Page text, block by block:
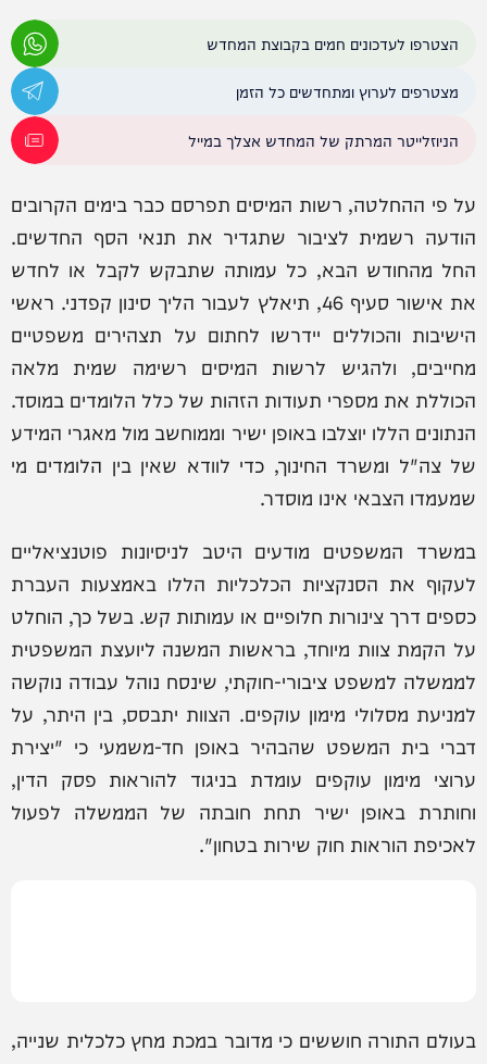
הצטרפו לעדכונים חמים בקבוצת המחדש
מצטרפים לערוץ ומתחדשים כל הזמן
הניוזלייטר המרתק של המחדש אצלך במייל
על פי ההחלטה, רשות המיסים תפרסם כבר בימים הקרובים
הודעה רשמית לציבור שתגדיר את תנאי הסף החדשים.
החל מהחודש הבא, כל עמותה שתבקש לקבל או לחדש
את אישור סעיף 46, תיאלץ לעבור הליך סינון קפדני. ראשי
הישיבות והכוללים יידרשו לחתום על תצהירים משפטיים
מחייבים, ולהגיש לרשות המיסים רשימה שמית מלאה
הכוללת את מספרי תעודות הזהות של כלל הלומדים במוסד.
הנתונים הללו יוצלבו באופן ישיר וממוחשב מול מאגרי המידע
של צה"ל ומשרד החינוך, כדי לוודא שאין בין הלומדים מי
שמעמדו הצבאי אינו מוסדר.
במשרד המשפטים מודעים היטב לניסיונות פוטנציאליים
לעקוף את הסנקציות הכלכליות הללו באמצעות העברת
כספים דרך צינורות חלופיים או עמותות קש. בשל כך, הוחלט
על הקמת צוות מיוחד, בראשות המשנה ליועצת המשפטית
לממשלה למשפט ציבורי-חוקתי, שינסח נוהל עבודה נוקשה
למניעת מסלולי מימון עוקפים. הצוות יתבסס, בין היתר, על
דברי בית המשפט שהבהיר באופן חד-משמעי כי "יצירת
ערוצי מימון עוקפים עומדת בניגוד להוראות פסק הדין,
וחותרת באופן ישיר תחת חובתה של הממשלה לפעול
לאכיפת הוראות חוק שירות בטחון".
בעולם התורה חוששים כי מדובר במכת מחץ כלכלית שנייה,